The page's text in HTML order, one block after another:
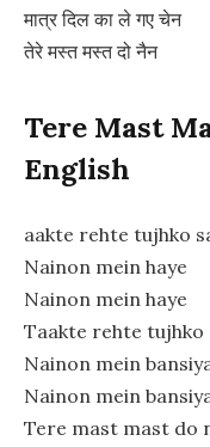
मात्र दिल का ले गए चेन
तेरे मस्त मस्त दो नैन
Tere Mast
English
aakte rehte tujhko
Nainon mein haye
Nainon mein haye
Taakte rehte tujhko
Nainon mein
Nainon mein
Tere mast mast do